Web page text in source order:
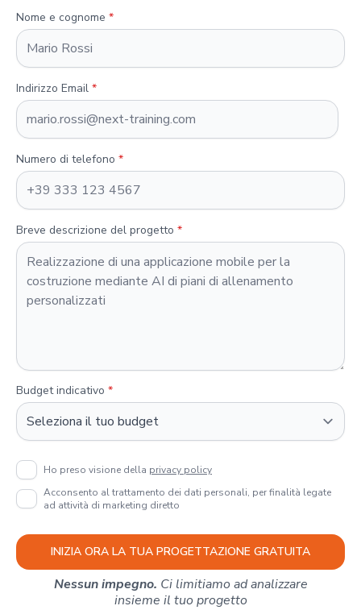
Nome e cognome *
Indirizzo Email *
Numero di telefono *
Breve descrizione del progetto *
Budget indicativo *
Ho preso visione della privacy policy
Acconsento al trattamento dei dati personali, per finalità legate
ad attività di marketing diretto
INIZIA ORA LA TUA PROGETTAZIONE GRATUITA
Nessun impegno. Ci limitiamo ad analizzare
insieme il tuo progetto